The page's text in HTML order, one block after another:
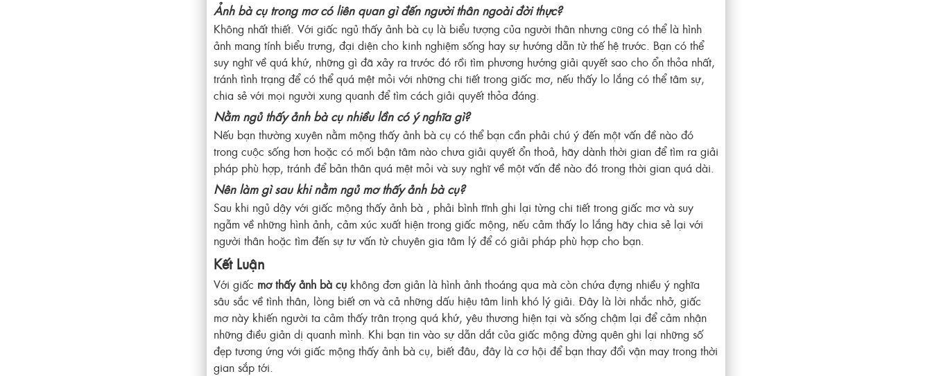
Ảnh bà cụ trong mơ có liên quan gì đến người thân ngoài đời thực?
Không nhất thiết. Với giấc ngủ thấy ảnh bà cụ là biểu tượng của người thân nhưng cũng có thể là hình
ảnh mang tính biểu trưng, đại diện cho kinh nghiệm sống hay sự hướng dẫn từ thế hệ trước. Bạn có thể
suy nghĩ về quá khứ, những gì đã xảy ra trước đó rồi tìm phương hướng giải quyết sao cho ổn thỏa nhất,
tránh tình trạng để có thể quá mệt mỏi với những chi tiết trong giấc mơ, nếu thấy lo lắng có thể tâm sự,
chia sẻ với mọi người xung quanh để tìm cách giải quyết thỏa đáng.
Nằm ngủ thấy ảnh bà cụ nhiều lần có ý nghĩa gì?
Nếu bạn thường xuyên nằm mộng thấy ảnh bà cụ có thể bạn cần phải chú ý đến một vấn đề nào đó
trong cuộc sống hơn hoặc có mối bận tâm nào chưa giải quyết ổn thoả, hãy dành thời gian để tìm ra giải
pháp phù hợp, tránh để bản thân quá mệt mỏi và suy nghĩ về một vấn đề nào đó trong thời gian quá dài.
Nên làm gì sau khi nằm ngủ mơ thấy ảnh bà cụ?
Sau khi ngủ dậy với giấc mộng thấy ảnh bà , phải bình tĩnh ghi lại từng chi tiết trong giấc mơ và suy
ngẫm về những hình ảnh, cảm xúc xuất hiện trong giấc mộng, nếu cảm thấy lo lắng hãy chia sẻ lại với
người thân hoặc tìm đến sự tư vấn từ chuyên gia tâm lý để có giải pháp phù hợp cho bạn.
Kết Luận
Với giấc mơ thấy ảnh bà cụ không đơn giản là hình ảnh thoáng qua mà còn chứa đựng nhiều ý nghĩa
sâu sắc về tình thân, lòng biết ơn và cả những dấu hiệu tâm linh khó lý giải. Đây là lời nhắc nhở, giấc
mơ này khiến người ta cảm thấy trân trọng quá khứ, yêu thương hiện tại và sống chậm lại để cảm nhận
những điều giản dị quanh mình. Khi bạn tin vào sự dẫn dắt của giấc mộng đừng quên ghi lại những số
đẹp tương ứng với giấc mộng thấy ảnh bà cụ, biết đâu, đây là cơ hội để bạn thay đổi vận may trong thời
gian sắp tới.